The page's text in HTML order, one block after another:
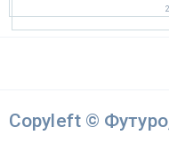
Copyleft ©